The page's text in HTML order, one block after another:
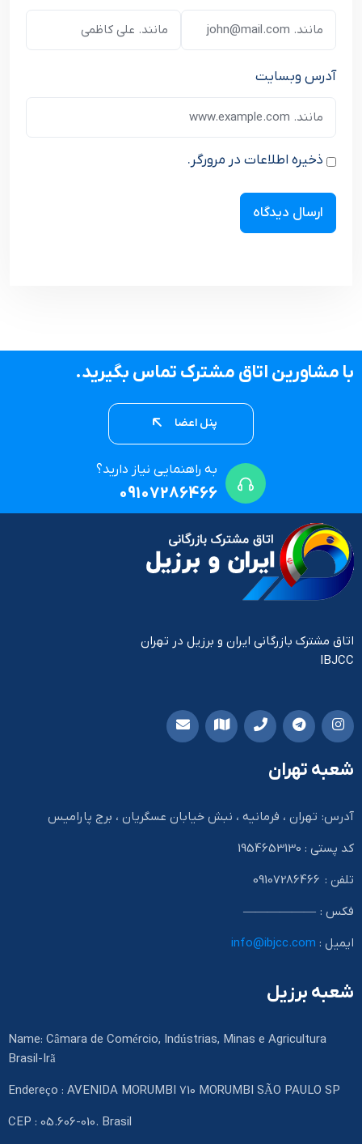
آدرس وبسایت
ذخیره اطلاعات در مرورگر.
با مشاورین اتاق مشترک تماس بگیرید.
پنل اعضا
به راهنمایی نیاز دارید؟
09107286466
اتاق مشترک بازرگانی ایران و برزیل در تهران
IBJCC
شعبه تهران
آدرس: تهران ، فرمانیه ، نبش خیابان عسگریان ، برج پارامیس
کد پستی : 1954653130
تلفن : 09107286466
فکس : ——————
ایمیل : info@ibjcc.com
شعبه برزیل
Name: Câmara de Comércio, Indústrias, Minas e Agricultura
Brasil-Irã
Endereço : AVENIDA MORUMBI 710 MORUMBI SÃO PAULO SP
CEP : 05.606-010. Brasil